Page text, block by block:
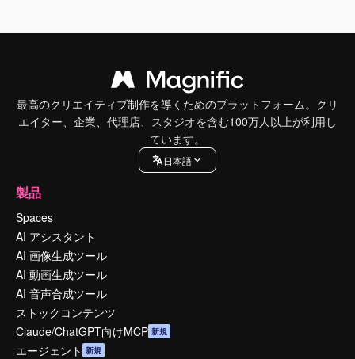
最高のクリエイティブ制作を導くためのプラットフォーム。クリ
エイター、企業、代理店、スタジオを含む100万人以上が利用し
ています。
日本語
製品
Spaces
AI アシスタント
AI 画像生成ツール
AI 動画生成ツール
AI 音声合成ツール
ストックコンテンツ
Claude/ChatGPT向けMCP 新規
エージェント 新規